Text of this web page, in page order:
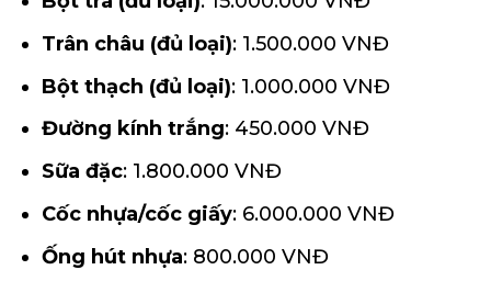
Trân châu (đủ loại): 1.500.000 VNĐ
Bột thạch (đủ loại): 1.000.000 VNĐ
Đường kính trắng: 450.000 VNĐ
Sữa đặc: 1.800.000 VNĐ
Cốc nhựa/cốc giấy: 6.000.000 VNĐ
Ống hút nhựa: 800.000 VNĐ